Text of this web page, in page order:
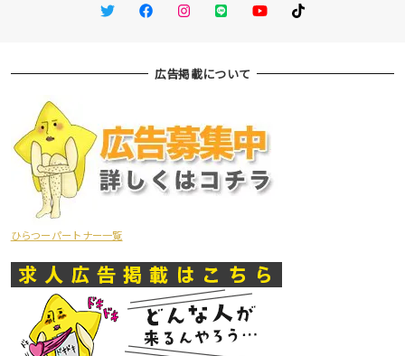
TwitterFacebookInstagram
LINE You TubeTikTok
広告掲載について
ひらつーパートナー一覧